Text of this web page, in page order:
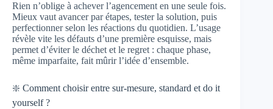
Rien n’oblige à achever l’agencement en une seule fois.
Mieux vaut avancer par étapes, tester la solution, puis
perfectionner selon les réactions du quotidien. L’usage
révèle vite les défauts d’une première esquisse, mais
permet d’éviter le déchet et le regret : chaque phase,
même imparfaite, fait mûrir l’idée d’ensemble.
❇️ Comment choisir entre sur-mesure, standard et do it
yourself ?